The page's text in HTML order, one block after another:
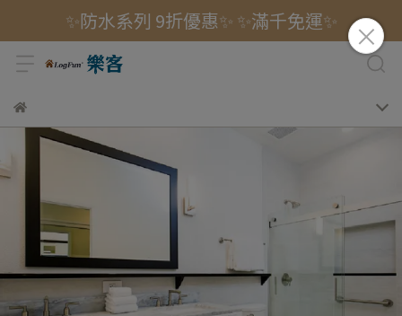
✨防水系列 9折優惠✨ ✨滿千免運✨